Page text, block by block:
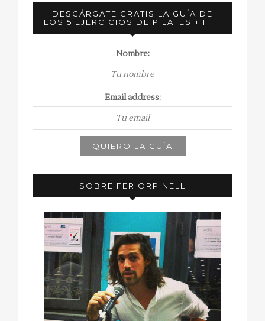
DESCÁRGATE GRATIS LA GUÍA DE
LOS 5 EJERCICIOS DE PILATES + HIIT
Nombre:
Email address:
SOBRE FER ORPINELL